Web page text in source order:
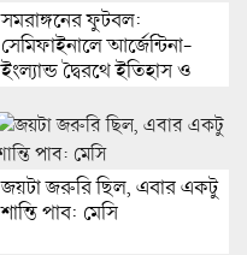
সমরাঙ্গনের ফুটবল:
সেমিফাইনালে আর্জেন্টিনা-
ইংল্যান্ড দ্বৈরথে ইতিহাস ও
জয়টা জরুরি ছিল, এবার একটু
শান্তি পাব: মেসি